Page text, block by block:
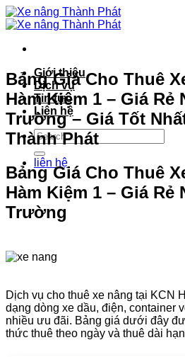
Bỏ
qua
dung
Giới thiệu
Dịch vụ
Tin tức
Liên hệ
liên hệ
Bảng Giá Cho Thuê
Hàm Kiệm 1 – Giá Rẻ
Trường – Giá Tốt
Thành Phát
Bảng Giá Cho Thuê
Hàm Kiệm 1 – Giá Rẻ
Trường
Dịch vụ cho thuê xe nâng tại KCN
dạng dòng xe dầu, điện, container
nhiều ưu đãi. Bảng giá dưới đây
thức thuê theo ngày và thuê dài